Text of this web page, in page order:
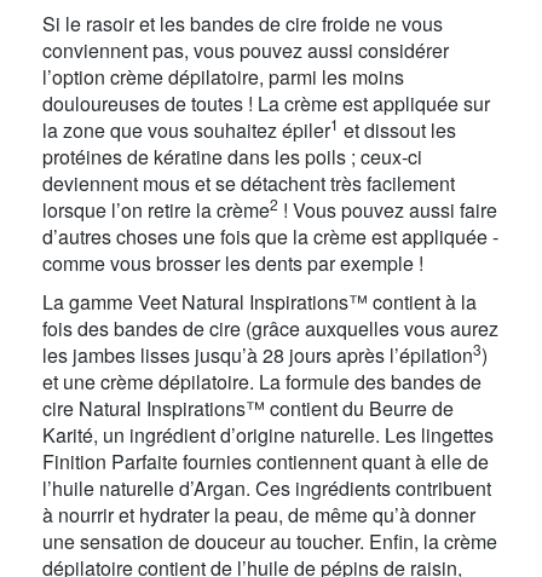
Si le rasoir et les bandes de cire froide ne vous
conviennent pas, vous pouvez aussi considérer
l’option crème dépilatoire, parmi les moins
douloureuses de toutes ! La crème est appliquée sur
la zone que vous souhaitez épiler1 et dissout les
protéines de kératine dans les poils ; ceux-ci
deviennent mous et se détachent très facilement
lorsque l’on retire la crème2 ! Vous pouvez aussi faire
d’autres choses une fois que la crème est appliquée -
comme vous brosser les dents par exemple !
La gamme Veet Natural Inspirations™ contient à la
fois des bandes de cire (grâce auxquelles vous aurez
les jambes lisses jusqu’à 28 jours après l’épilation3)
et une crème dépilatoire. La formule des bandes de
cire Natural Inspirations™ contient du Beurre de
Karité, un ingrédient d’origine naturelle. Les lingettes
Finition Parfaite fournies contiennent quant à elle de
l’huile naturelle d’Argan. Ces ingrédients contribuent
à nourrir et hydrater la peau, de même qu’à donner
une sensation de douceur au toucher. Enfin, la crème
dépilatoire contient de l’huile de pépins de raisin,